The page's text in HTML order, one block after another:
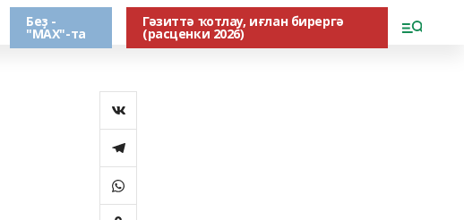
Беҙ -
"МАХ"-та
Гәзиттә ҡотлау, иғлан бирергә
(расценки 2026)